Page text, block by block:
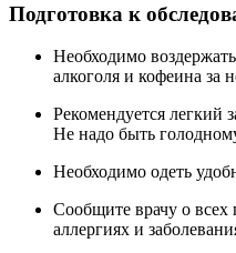
Подготовка к
Необходимо
алкоголя и кофеина за
Рекомендуется легкий
Не надо быть
Необходимо одеть
Сообщите врачу о всех
аллергиях и